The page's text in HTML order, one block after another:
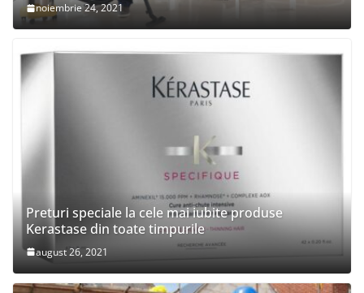
noiembrie 24, 2021
Preturi speciale la cele mai iubite produse
Kerastase din toate timpurile
august 26, 2021